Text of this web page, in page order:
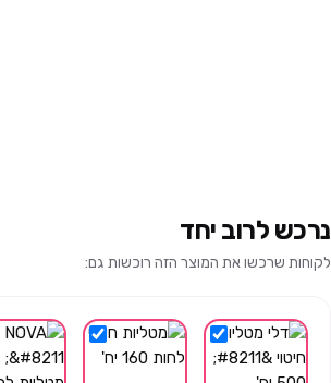
נרכש לרוב יחד
לקוחות שרכשו את המוצר הזה רוכשות גם: